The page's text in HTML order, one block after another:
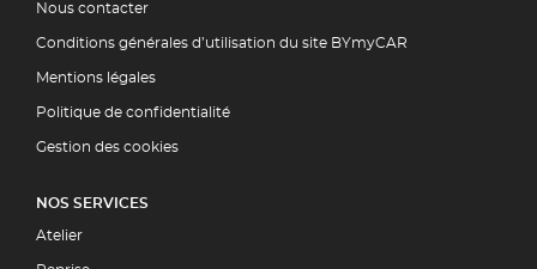
Nous contacter
Conditions générales d’utilisation du site BYmyCAR
Mentions légales
Politique de confidentialité
Gestion des cookies
NOS SERVICES
Atelier